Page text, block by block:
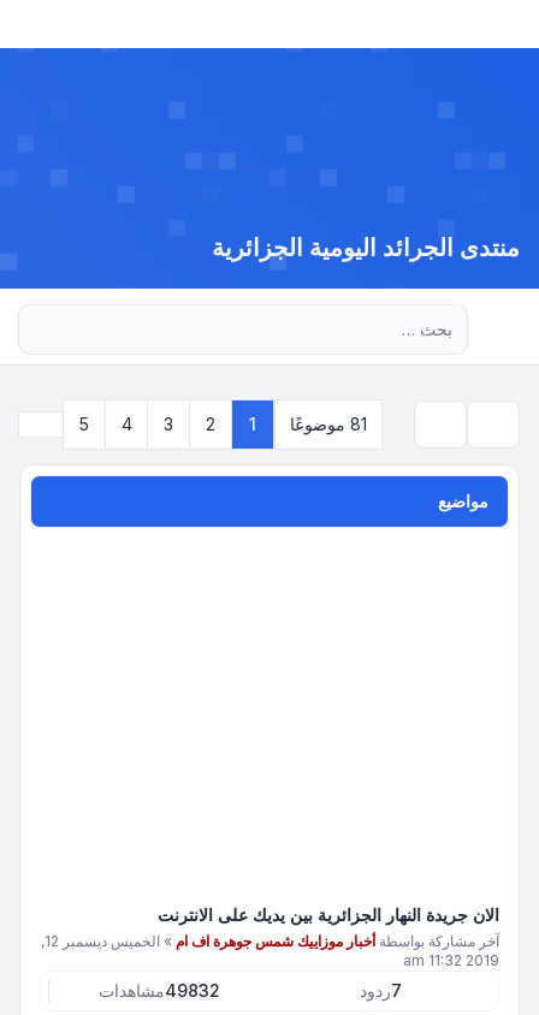
منتدى الجرائد اليومية الجزائرية
81 موضوعًا 1
2
3
4
5
مواضيع
الان جريدة النهار الجزائرية بين يديك على الانترنت
آخر مشاركة بواسطةأخبار موزاييك شمس جوهرة اف ام »
الخميس ديسمبر 12,
2019 11:32 am
7ردود 49832مشاهدات